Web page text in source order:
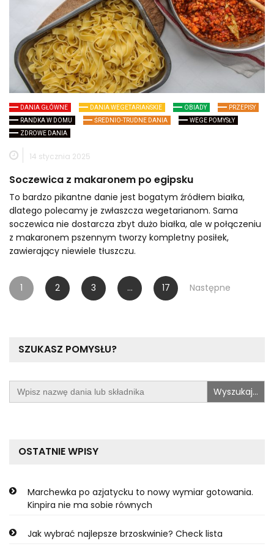
DANIA GŁÓWNE DANIA WEGETARIAŃSKIE OBIADY
PRZEPISY
RANDKA W DOMU
ŚREDNIO-TRUDNE DANIA
WEGE POMYSŁY
ZDROWE DANIA
14 stycznia 2025
Soczewica z makaronem po egipsku
To bardzo pikantne danie jest bogatym źródłem białka,
dlatego polecamy je zwłaszcza wegetarianom. Sama
soczewica nie dostarcza zbyt dużo białka, ale w połączeniu
z makaronem pszennym tworzy kompletny posiłek,
zawierający niewiele tłuszczu.
Stronicowanie
wpisów
1 2 3 … 17 Następne
SZUKASZ POMYSŁU?
Search
for:
OSTATNIE WPISY
Marchewka po azjatycku to nowy wymiar gotowania.
Kinpira nie ma sobie równych
Jak wybrać najlepsze brzoskwinie? Check lista